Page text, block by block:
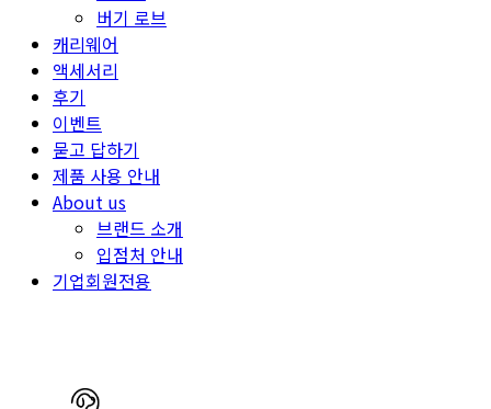
버기 로브
캐리웨어
액세서리
후기
이벤트
묻고 답하기
제품 사용 안내
About us
브랜드 소개
입점처 안내
기업회원전용